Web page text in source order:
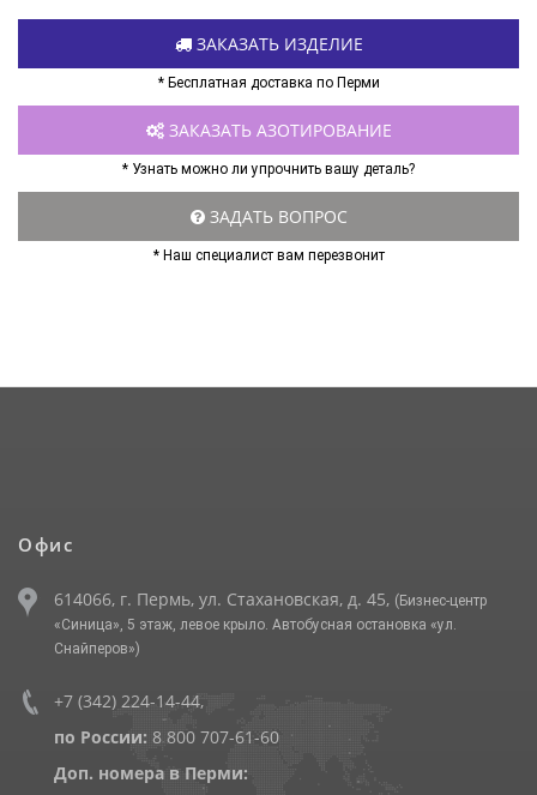
ЗАКАЗАТЬ ИЗДЕЛИЕ
* Бесплатная доставка по Перми
ЗАКАЗАТЬ АЗОТИРОВАНИЕ
* Узнать можно ли упрочнить вашу деталь?
ЗАДАТЬ ВОПРОС
* Наш специалист вам перезвонит
Офис
614066, г. Пермь, ул. Стахановская, д. 45, (Бизнес-центр
«Синица», 5 этаж, левое крыло. Автобусная остановка «ул.
Снайперов»)
+7 (342) 224-14-44,
по России: 8 800 707-61-60
Доп. номера в Перми: